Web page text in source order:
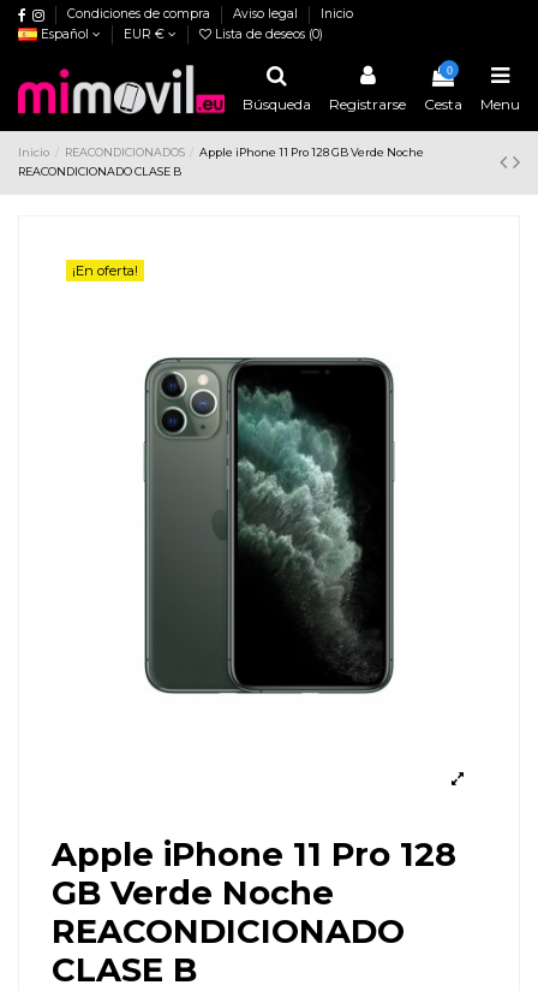
Condiciones de compra Aviso legal
Inicio
Español
EUR € Lista de deseos (0)
Búsqueda Registrarse
0
Cesta Menu
Inicio REACONDICIONADOS
Apple iPhone 11 Pro 128 GB Verde Noche
REACONDICIONADO CLASE B
¡En oferta!
Apple iPhone 11 Pro 128
GB Verde Noche
REACONDICIONADO
CLASE B